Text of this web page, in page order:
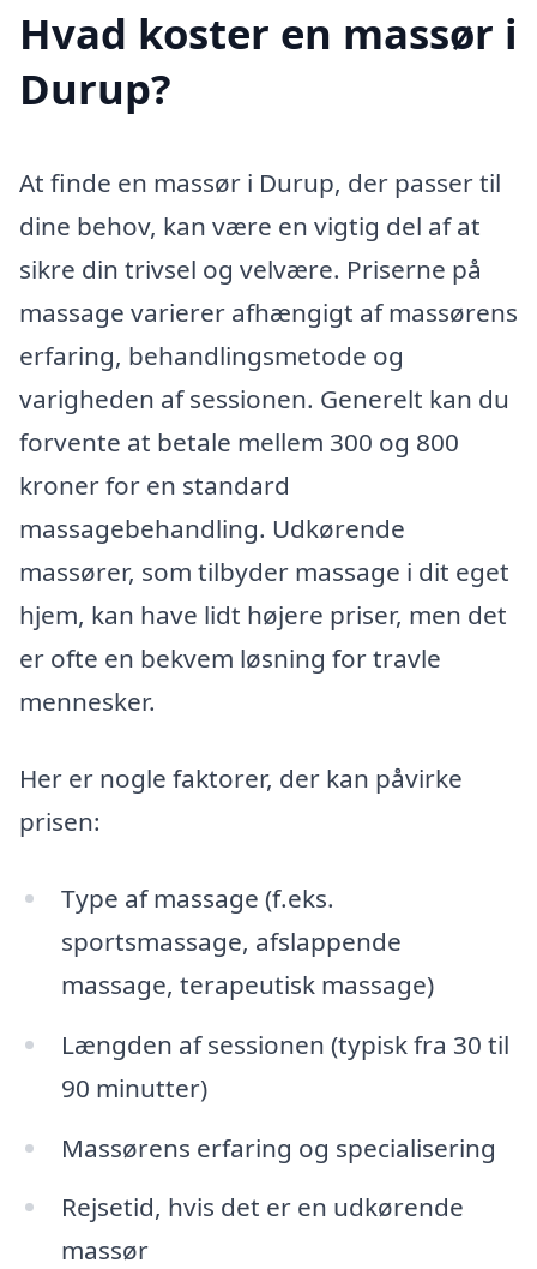
Hvad koster en massør i
Durup?
At finde en massør i Durup, der passer til
dine behov, kan være en vigtig del af at
sikre din trivsel og velvære. Priserne på
massage varierer afhængigt af massørens
erfaring, behandlingsmetode og
varigheden af sessionen. Generelt kan du
forvente at betale mellem 300 og 800
kroner for en standard
massagebehandling. Udkørende
massører, som tilbyder massage i dit eget
hjem, kan have lidt højere priser, men det
er ofte en bekvem løsning for travle
mennesker.
Her er nogle faktorer, der kan påvirke
prisen:
Type af massage (f.eks.
sportsmassage, afslappende
massage, terapeutisk massage)
Længden af sessionen (typisk fra 30 til
90 minutter)
Massørens erfaring og specialisering
Rejsetid, hvis det er en udkørende
massør